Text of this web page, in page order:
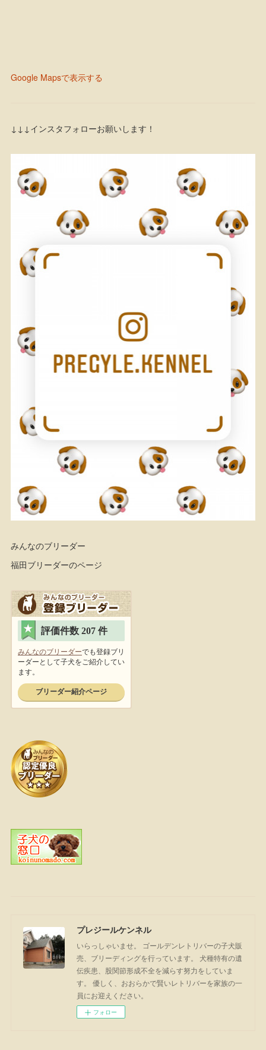
Google Mapsで表示する
↓↓↓インスタフォローお願いします！
みんなのブリーダー
福田ブリーダーのページ
プレジールケンネル
いらっしゃいませ。 ゴールデンレトリバーの子犬販
売、ブリーディングを行っています。 犬種特有の遺
伝疾患、股関節形成不全を減らす努力をしていま
す。 優しく、おおらかで賢いレトリバーを家族の一
員にお迎えください。
フォロー